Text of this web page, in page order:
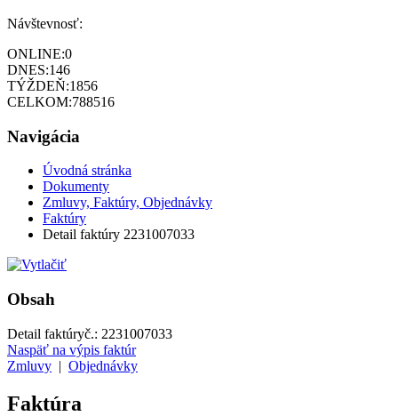
Návštevnosť:
ONLINE:0
DNES:146
TÝŽDEŇ:1856
CELKOM:788516
Navigácia
Úvodná stránka
Dokumenty
Zmluvy, Faktúry, Objednávky
Faktúry
Detail faktúry 2231007033
Obsah
Detail faktúryč.: 2231007033
Naspäť na výpis faktúr
Zmluvy | Objednávky
Faktúra